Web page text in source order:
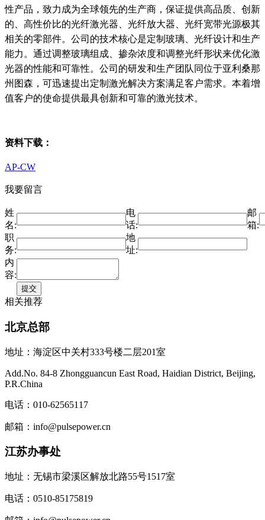
性产品，致力成为全球领先的生产商，保证提供高品质、创新
的、高性价比的光纤激光器、光纤放大器、光纤宽带光源极其
相关的零部件。公司的技术核心是定制玻璃、光纤设计和生产
能力。通过调整玻璃组成、掺杂浓度和调整光纤形状来优化激
光器的性能和可靠性。公司的研发和生产团队同位于亚利桑那
州图森，可迅速提出定制激光解决方案满足客户需求。本着增
值客户的使命提供最具创新和可靠的激光技术。
资料下载：
AP-CW
我要留言
姓
名:
电
话:
邮
箱:
职
务:
地
址:
内
容:
相关推荐
北京总部
地址：海淀区中关村333号楼二层201室
Add.No. 84-8 Zhongguancun East Road, Haidian District, Beijing,
P.R.China
电话：010-62565117
邮箱：info@pulsepower.cn
江苏办事处
地址：无锡市梁溪区解放北路55号1517室
电话：0510-85175819